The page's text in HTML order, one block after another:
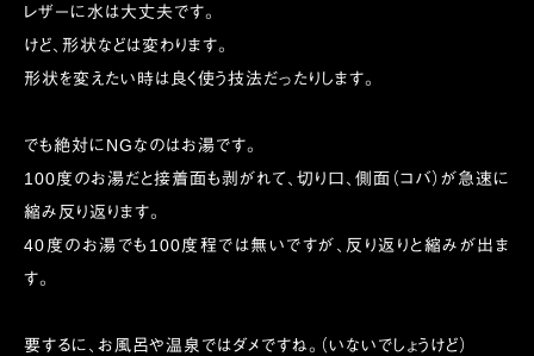
レザーに水は大丈夫です。
けど、形状などは変わります。
形状を変えたい時は良く使う技法だったりします。
でも絶対にNGなのはお湯です。
100度のお湯だと接着面も剥がれて、切り口、側面（コバ）が急速に
縮み反り返ります。
40度のお湯でも100度程では無いですが、反り返りと縮みが出ま
す。
要するに、お風呂や温泉ではダメですね。（いないでしょうけど）